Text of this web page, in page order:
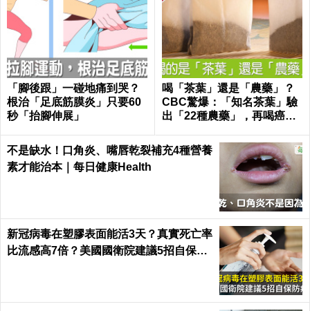
「腳後跟」一碰地痛到哭？
根治「足底筋膜炎」只要60
秒「抬腳伸展」
喝「茶葉」還是「農藥」？
CBC驚爆：「知名茶葉」驗
出「22種農藥」，再喝癌
日健康 Health
不是缺水！口角炎、嘴唇乾裂補充4種營養
素才能治本｜每日健康Health
新冠病毒在塑膠表面能活3天？真實死亡率
比流感高7倍？美國國衛院建議5招自保防